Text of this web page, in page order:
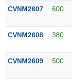
yết
dõi
biệt
CVNM2607 600
CVNM2608 380
CVNM2609 500
CÔNG
CỤ
TƯ